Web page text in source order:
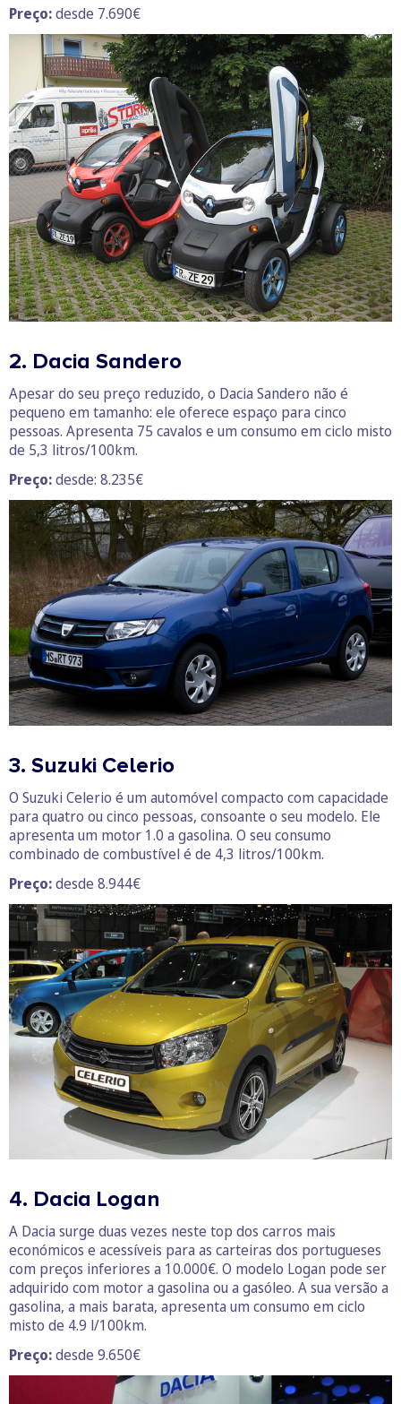
Preço:desde 7.690€
2. Dacia Sandero
Apesar do seu preço reduzido, o Dacia Sandero não é
pequeno em tamanho: ele oferece espaço para cinco
pessoas. Apresenta 75 cavalos e um consumo em ciclo misto
de 5,3 litros/100km.
Preço:desde: 8.235€
3. Suzuki Celerio
O Suzuki Celerio é um automóvel compacto com capacidade
para quatro ou cinco pessoas, consoante o seu modelo. Ele
apresenta um motor 1.0 a gasolina. O seu consumo
combinado de combustível é de 4,3 litros/100km.
Preço:desde 8.944€
4. Dacia Logan
A Dacia surge duas vezes neste top dos carros mais
económicos e acessíveis para as carteiras dos portugueses
com preços inferiores a 10.000€. O modelo Logan pode ser
adquirido com motor a gasolina ou a gasóleo. A sua versão a
gasolina, a mais barata, apresenta um consumo em ciclo
misto de 4.9 l/100km.
Preço:desde 9.650€